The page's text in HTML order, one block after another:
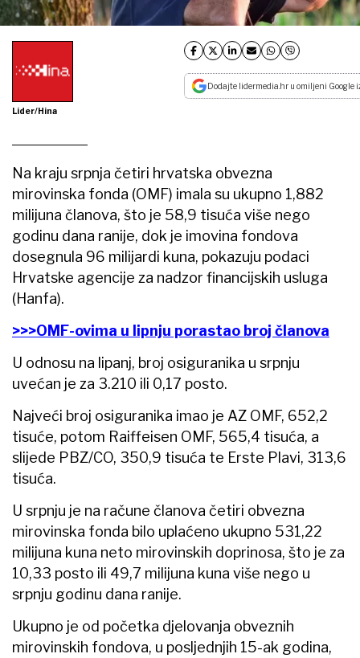
Lider/Hina
Dodajte lidermedia.hr u omiljeni Google
Na kraju srpnja četiri hrvatska obvezna
mirovinska fonda (OMF) imala su ukupno 1,882
milijuna članova, što je 58,9 tisuća više nego
godinu dana ranije, dok je imovina fondova
dosegnula 96 milijardi kuna, pokazuju podaci
Hrvatske agencije za nadzor financijskih usluga
(Hanfa).
>>>OMF-ovima u lipnju porastao broj članova
U odnosu na lipanj, broj osiguranika u srpnju
uvećan je za 3.210 ili 0,17 posto.
Najveći broj osiguranika imao je AZ OMF, 652,2
tisuće, potom Raiffeisen OMF, 565,4 tisuća, a
slijede PBZ/CO, 350,9 tisuća te Erste Plavi, 313,6
tisuća.
U srpnju je na račune članova četiri obvezna
mirovinska fonda bilo uplaćeno ukupno 531,22
milijuna kuna neto mirovinskih doprinosa, što je za
10,33 posto ili 49,7 milijuna kuna više nego u
srpnju godinu dana ranije.
Ukupno je od početka djelovanja obveznih
mirovinskih fondova, u posljednjih 15-ak godina,